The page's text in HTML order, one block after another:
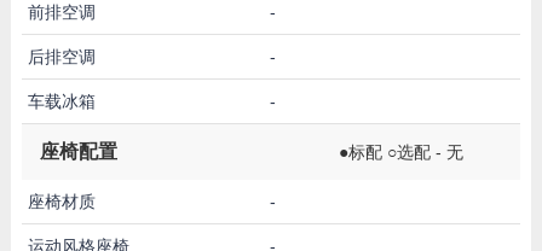
前排空调 -
后排空调 -
车载冰箱 -
座椅配置 ●标配 ○选配 - 无
座椅材质 -
运动风格座椅 -